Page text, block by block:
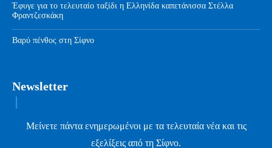
Έφυγε για το τελευταίο ταξίδι η Ελληνίδα καπετάνισσα Στέλλα
Φραντζεσκάκη
Βαρύ πένθος στη Σίφνο
Newsletter
Μείνετε πάντα ενημερωμένοι με τα τελευταία νέα και τις
εξελίξεις από τη Σίφνο.